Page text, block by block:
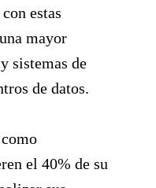
estas
mayor
sistemas de
de datos.
el 40% de su